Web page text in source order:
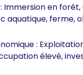
Immersion en
aquatique, ferme,
:
élevé,